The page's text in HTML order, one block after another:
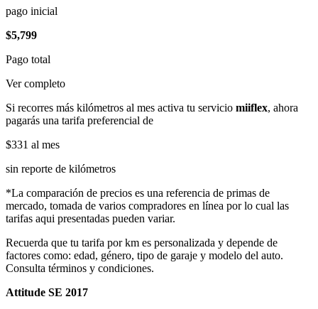
pago inicial
$5,799
Pago total
Ver completo
Si recorres más kilómetros al mes activa tu servicio miiflex, ahora
pagarás una tarifa preferencial de
$331 al mes
sin reporte de kilómetros
*La comparación de precios es una referencia de primas de
mercado, tomada de varios compradores en línea por lo cual las
tarifas aqui presentadas pueden variar.
Recuerda que tu tarifa por km es personalizada y depende de
factores como: edad, género, tipo de garaje y modelo del auto.
Consulta términos y condiciones.
Attitude SE 2017